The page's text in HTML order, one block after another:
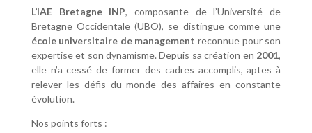
L’IAE Bretagne INP, composante de l’Université de
Bretagne Occidentale (UBO), se distingue comme une
école universitaire de management reconnue pour son
expertise et son dynamisme. Depuis sa création en 2001,
elle n’a cessé de former des cadres accomplis, aptes à
relever les défis du monde des affaires en constante
évolution.
Nos points forts :